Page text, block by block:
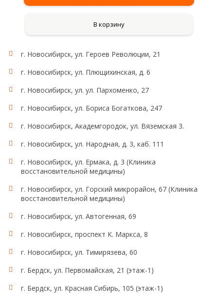
В корзину
г. Новосибирск, ул. Героев Революции, 21
г. Новосибирск, ул. Плющихинская, д. 6
г. Новосибирск, ул. ул. Пархоменко, 27
г. Новосибирск, ул. Бориса Богаткова, 247
г. Новосибирск, Академгородок, ул. Вяземская 3.
г. Новосибирск, ул. Народная, д. 3, каб. 111
г. Новосибирск, ул. Ермака, д. 3 (Клиника
восстановительной медицины)
г. Новосибирск, ул. Горский микрорайон, 67 (Клиника
восстановительной медицины)
г. Новосибирск, ул. Автогенная, 69
г. Новосибирск, проспект К. Маркса, 8
г. Новосибирск, ул. Тимирязева, 60
г. Бердск, ул. Первомайская, 21 (этаж-1)
г. Бердск, ул. Красная Сибирь, 105 (этаж-1)